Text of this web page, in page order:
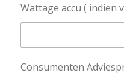
Wattage accu ( indien
Consumenten